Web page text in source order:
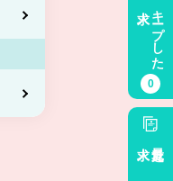
キープした
0
最近見た